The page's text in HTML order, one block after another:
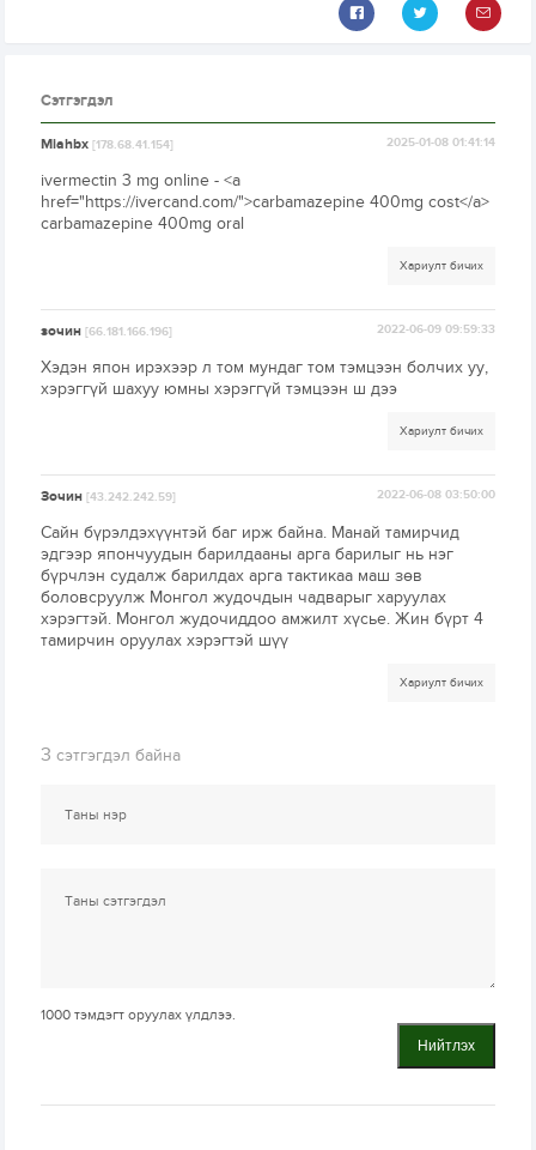
Сэтгэгдэл
Miahbx[178.68.41.154] 2025-01-08 01:41:14
ivermectin 3 mg online - <a
href="https://ivercand.com/">carbamazepine 400mg cost</a>
carbamazepine 400mg oral
Хариулт бичих
зочин[66.181.166.196] 2022-06-09 09:59:33
Хэдэн япон ирэхээр л том мундаг том тэмцээн болчих уу,
хэрэггүй шахуу юмны хэрэггүй тэмцээн ш дээ
Хариулт бичих
Зочин[43.242.242.59] 2022-06-08 03:50:00
Сайн бүрэлдэхүүнтэй баг ирж байна. Манай тамирчид
эдгээр япончуудын барилдааны арга барилыг нь нэг
бүрчлэн судалж барилдах арга тактикаа маш зөв
боловсруулж Монгол жудочдын чадварыг харуулах
хэрэгтэй. Монгол жудочиддоо амжилт хүсье. Жин бүрт 4
тамирчин оруулах хэрэгтэй шүү
Хариулт бичих
3 сэтгэгдэл байна
1000 тэмдэгт оруулах үлдлээ.
Нийтлэх